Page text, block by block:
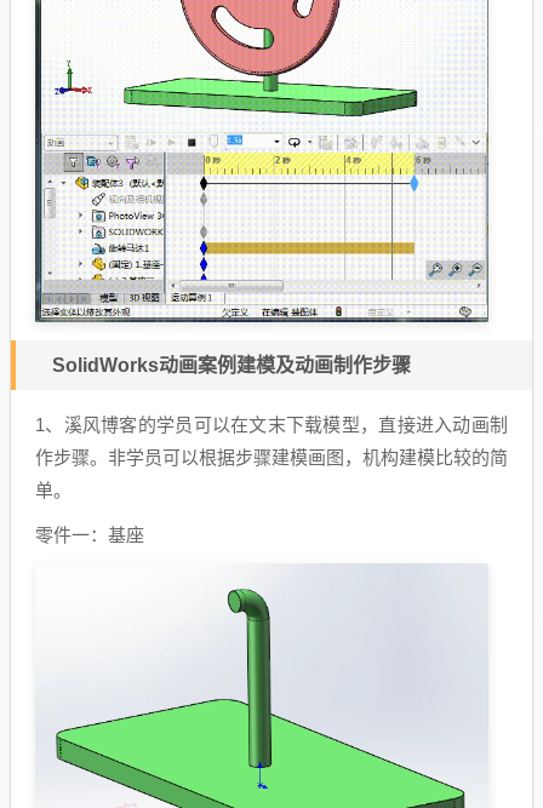
SolidWorks动画案例建模及动画制作步骤
1、溪风博客的学员可以在文末下载模型，直接进入动画制
作步骤。非学员可以根据步骤建模画图，机构建模比较的简
单。
零件一：基座